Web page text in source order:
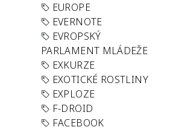
EUROPE
EVERNOTE
EVROPSKÝ
PARLAMENT MLÁDEŽE
EXKURZE
EXOTICKÉ ROSTLINY
EXPLOZE
F-DROID
FACEBOOK